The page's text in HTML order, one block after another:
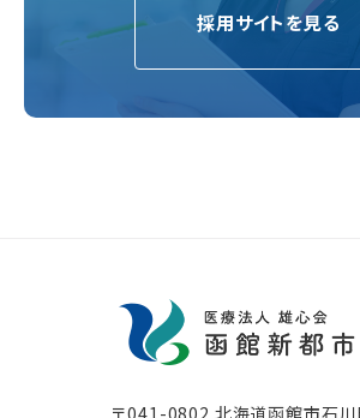
採用サイトを見る
〒041-0802 北海道函館市⽯